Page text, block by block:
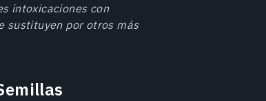
intoxicaciones con
sustituyen por otros más